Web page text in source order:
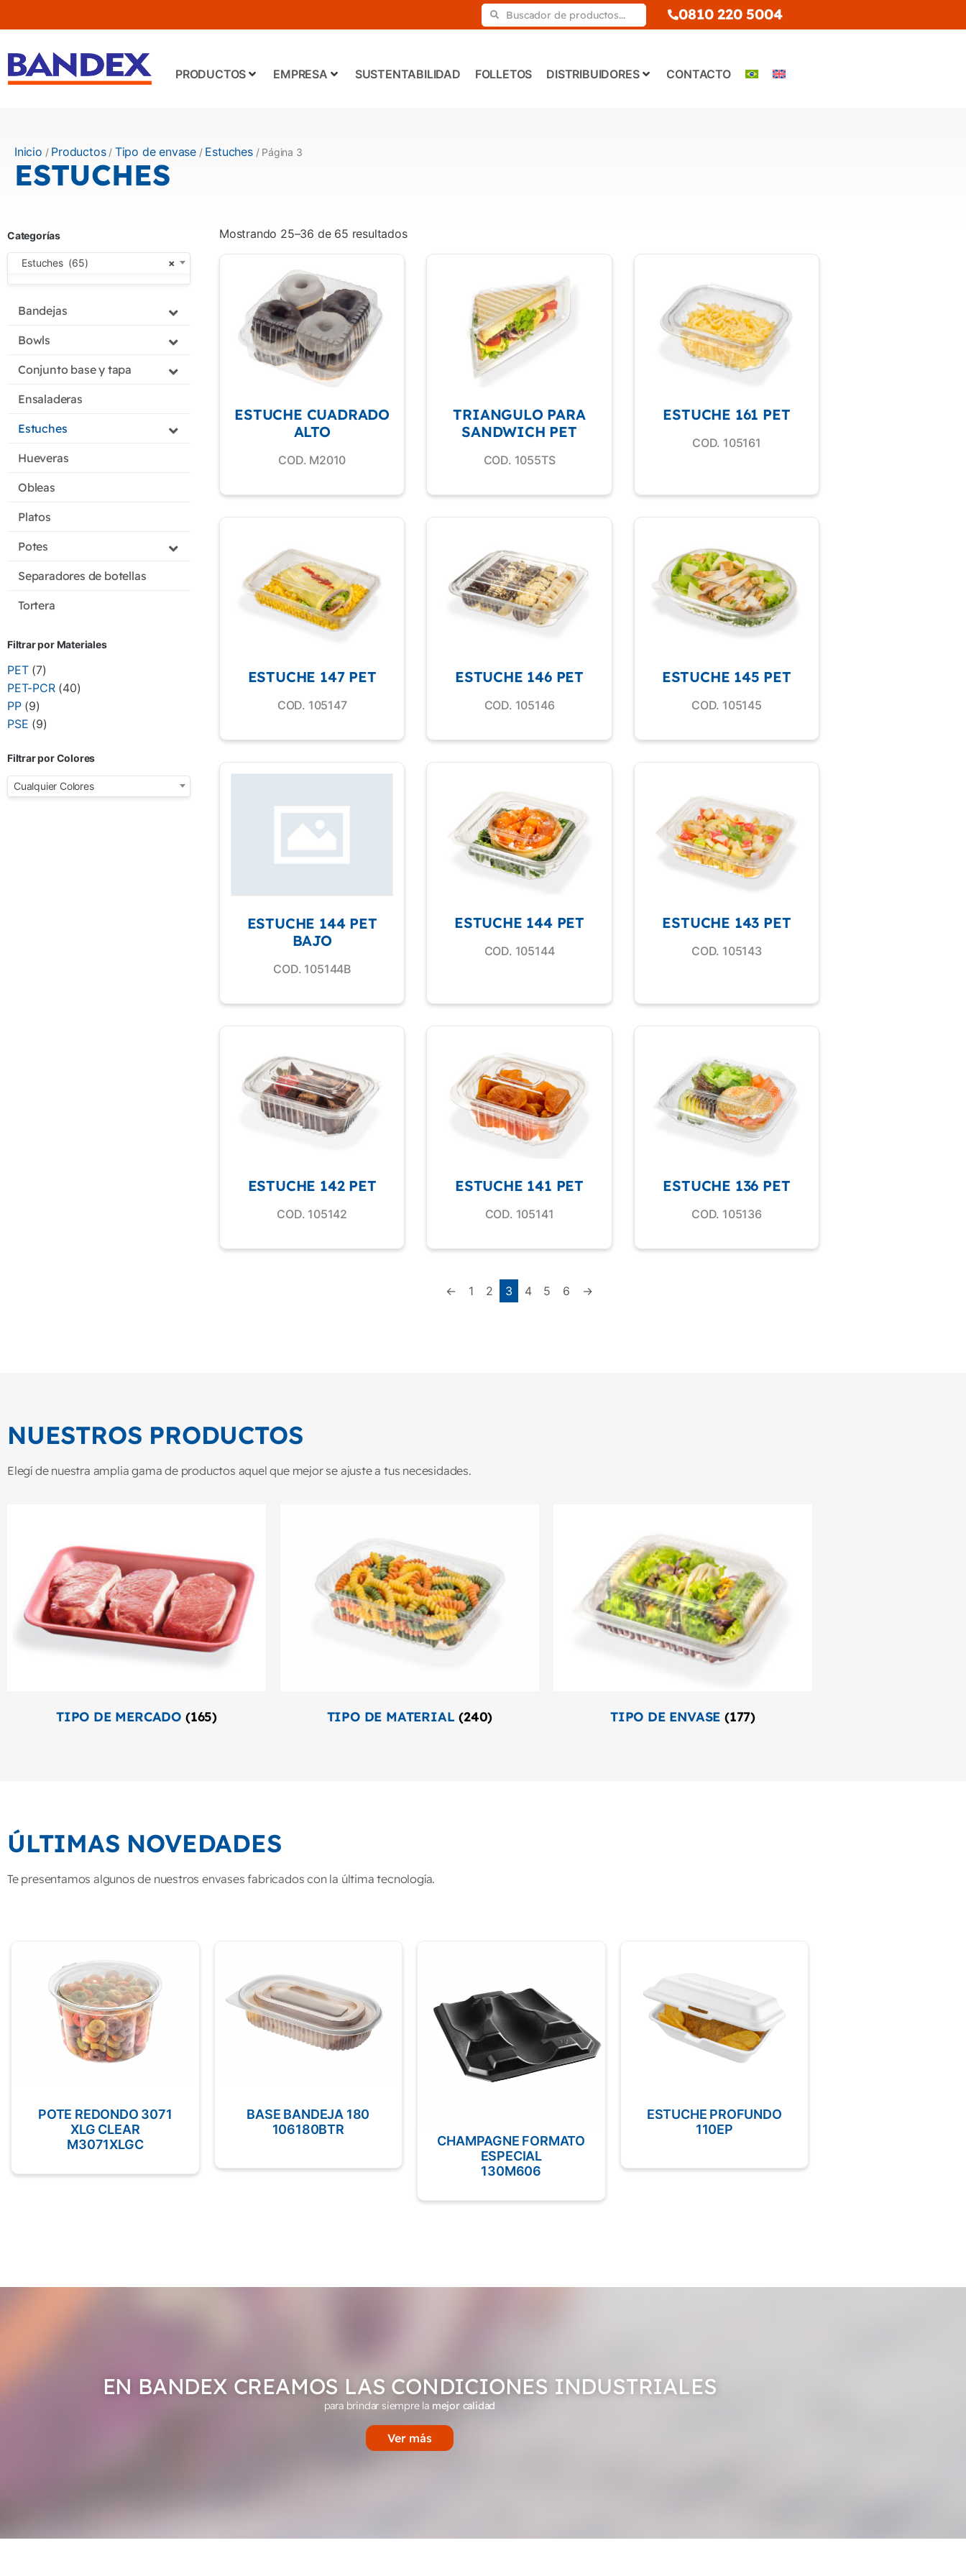
0810 220 5004
PRODUCTOS EMPRESA SUSTENTABILIDAD FOLLETOS DISTRIBUIDORES CONTACTO
Inicio / Productos/ Tipo de envase / Estuches/ Página 3
ESTUCHES
Categorías
×
Estuches (65)
Bandejas
Bowls
Conjunto base y tapa
Ensaladeras
Estuches
Hueveras
Obleas
Platos
Potes
Separadores de botellas
Tortera
Filtrar por Materiales
PET (7)
PET-PCR (40)
PP (9)
PSE (9)
Filtrar por Colores
Cualquier Colores
Mostrando 25–36 de 65 resultados
ESTUCHE CUADRADO
ALTO
COD. M2010
TRIANGULO PARA
SANDWICH PET
COD. 1055TS
ESTUCHE 161 PET
COD. 105161
ESTUCHE 147 PET
COD. 105147
ESTUCHE 146 PET
COD. 105146
ESTUCHE 145 PET
COD. 105145
ESTUCHE 144 PET
BAJO
COD. 105144B
ESTUCHE 144 PET
COD. 105144
ESTUCHE 143 PET
COD. 105143
ESTUCHE 142 PET
COD. 105142
ESTUCHE 141 PET
COD. 105141
ESTUCHE 136 PET
COD. 105136
← 1 2 3 4 5 6 →
NUESTROS PRODUCTOS
Elegí de nuestra amplia gama de productos aquel que mejor se ajuste a tus necesidades.
TIPO DE MERCADO (165) TIPO DE MATERIAL(240) TIPO DE ENVASE (177)
ÚLTIMAS NOVEDADES
Te presentamos algunos de nuestros envases fabricados con la última tecnología.
POTE REDONDO 3071
XLG CLEAR
M3071XLGC
BASE BANDEJA 180
106180BTR
CHAMPAGNE FORMATO
ESPECIAL
130M606
ESTUCHE PROFUNDO
110EP
EN BANDEX CREAMOS LAS CONDICIONES INDUSTRIALES
para brindar siempre la mejor calidad
Ver más